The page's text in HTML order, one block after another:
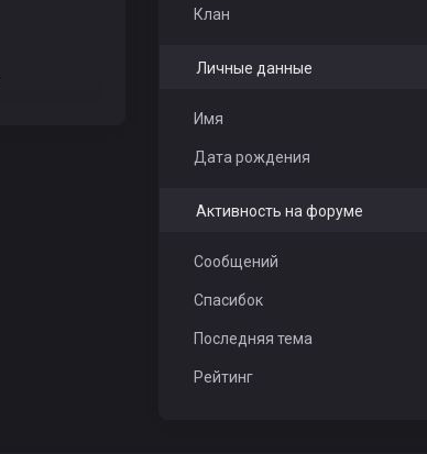
Клан
Личные данные
Имя
Дата рождения
Активность на форуме
Сообщений
Спасибок
Последняя тема
Рейтинг